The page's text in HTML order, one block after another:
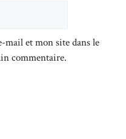
et mon site dans le
commentaire.